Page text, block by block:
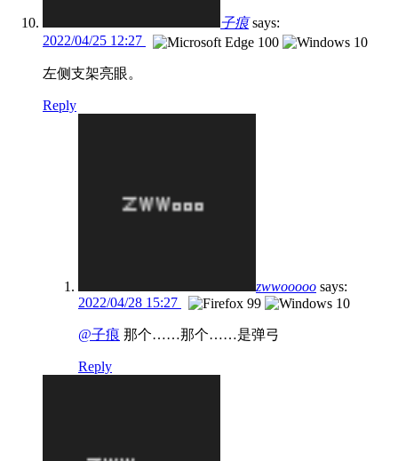
子痕 says:
2022/04/25 12:27
左侧支架亮眼。
Reply
zwwooooo says:
2022/04/28 15:27
@子痕 那个……那个……是弹弓
Reply